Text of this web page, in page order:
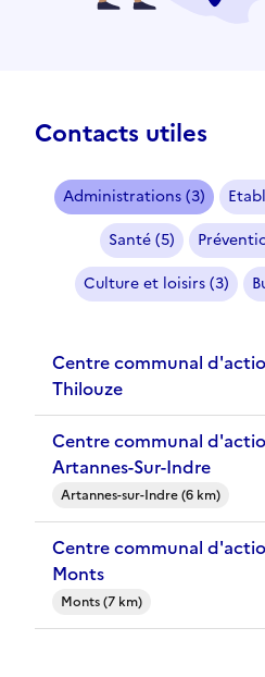
Contacts utiles
Administrations (3)
Santé (5)
Culture et loisirs (3)
Centre communal d'action sociale (CCAS) -
Thilouze
Centre communal d'action sociale (CCAS) -
Artannes-Sur-Indre
Artannes-sur-Indre (6 km)
Centre communal d'action sociale (CCAS) -
Monts
Monts (7 km)